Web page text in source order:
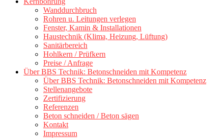
Wanddurchbruch
Rohren u. Leitungen verlegen
Fenster, Kamin & Installationen
Haustechnik (Klima, Heizung, Lüftung)
Sanitärbereich
Hohlkern / Prüfkern
Preise / Anfrage
Über BBS Technik: Betonschneiden mit Kompetenz
Über BBS Technik: Betonschneiden mit Kompetenz
Stellenangebote
Zertifizierung
Referenzen
Beton schneiden / Beton sägen
Kontakt
Impressum